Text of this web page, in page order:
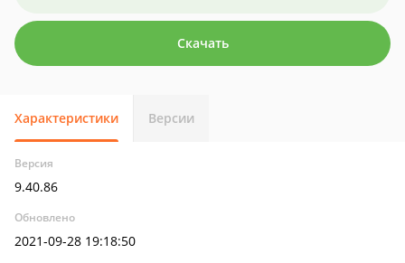
Скачать
Характеристики Версии
Версия
9.40.86
Обновлено
2021-09-28 19:18:50